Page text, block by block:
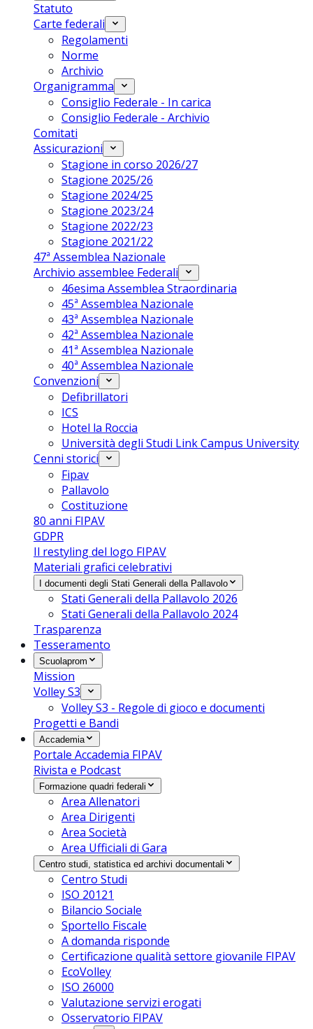
Statuto
Carte federali
Regolamenti
Norme
Archivio
Organigramma
Consiglio Federale - In carica
Consiglio Federale - Archivio
Comitati
Assicurazioni
Stagione in corso 2026/27
Stagione 2025/26
Stagione 2024/25
Stagione 2023/24
Stagione 2022/23
Stagione 2021/22
47ª Assemblea Nazionale
Archivio assemblee Federali
46esima Assemblea Straordinaria
45ª Assemblea Nazionale
43ª Assemblea Nazionale
42ª Assemblea Nazionale
41ª Assemblea Nazionale
40ª Assemblea Nazionale
Convenzioni
Defibrillatori
ICS
Hotel la Roccia
Università degli Studi Link Campus University
Cenni storici
Fipav
Pallavolo
Costituzione
80 anni FIPAV
GDPR
Il restyling del logo FIPAV
Materiali grafici celebrativi
I documenti degli Stati Generali della Pallavolo
Stati Generali della Pallavolo 2026
Stati Generali della Pallavolo 2024
Trasparenza
Tesseramento
Scuolaprom
Mission
Volley S3
Volley S3 - Regole di gioco e documenti
Progetti e Bandi
Accademia
Portale Accademia FIPAV
Rivista e Podcast
Formazione quadri federali
Area Allenatori
Area Dirigenti
Area Società
Area Ufficiali di Gara
Centro studi, statistica ed archivi documentali
Centro Studi
ISO 20121
Bilancio Sociale
Sportello Fiscale
A domanda risponde
Certificazione qualità settore giovanile FIPAV
EcoVolley
ISO 26000
Valutazione servizi erogati
Osservatorio FIPAV